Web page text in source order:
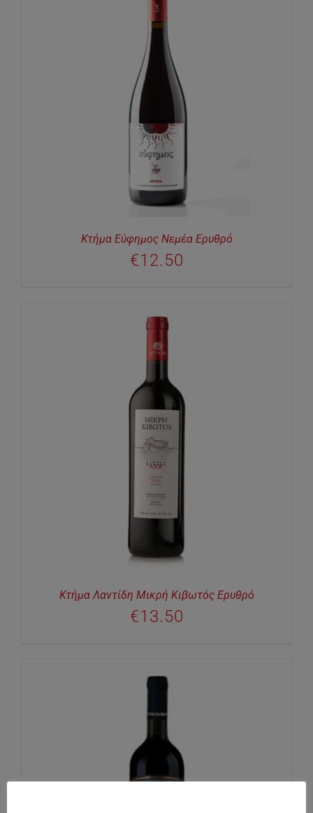
Κτήμα Εύφημος Νεμέα Ερυθρό
€12.50
Κτήμα Λαντίδη Μικρή Κιβωτός Ερυθρό
€13.50